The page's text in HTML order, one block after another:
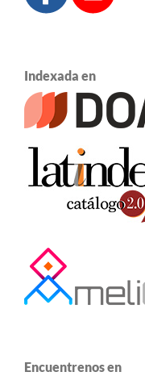
Indexada en
Encuentrenos en